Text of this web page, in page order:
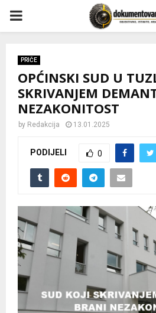
P
M
Y
M
E
PRIČE
OPĆINSKI SUD U
SKRIVANJEM
NEZAKONITOST
by Redakcija 13.01.2025
PODIJELI 0